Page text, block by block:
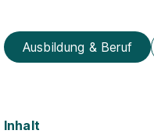
Ausbildung & Beruf
Inhalt